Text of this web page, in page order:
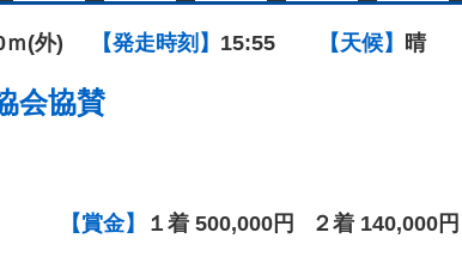
ｍ(外) 【発走時刻】 15:55 【天候】 晴
会協賛
【賞金】
１着 500,000円 ２着 140,000円